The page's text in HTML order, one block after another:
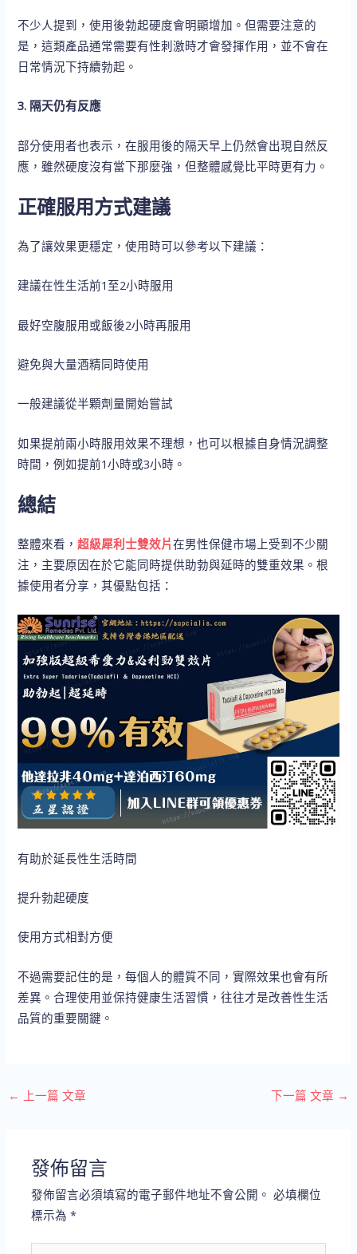
不少人提到，使用後勃起硬度會明顯增加。但需要注意的
是，這類產品通常需要有性刺激時才會發揮作用，並不會在
日常情況下持續勃起。
3. 隔天仍有反應
部分使用者也表示，在服用後的隔天早上仍然會出現自然反
應，雖然硬度沒有當下那麼強，但整體感覺比平時更有力。
正確服用方式建議
為了讓效果更穩定，使用時可以參考以下建議：
建議在性生活前1至2小時服用
最好空腹服用或飯後2小時再服用
避免與大量酒精同時使用
一般建議從半顆劑量開始嘗試
如果提前兩小時服用效果不理想，也可以根據自身情況調整
時間，例如提前1小時或3小時。
總結
整體來看，超級犀利士雙效片在男性保健市場上受到不少關
注，主要原因在於它能同時提供助勃與延時的雙重效果。根
據使用者分享，其優點包括：
有助於延長性生活時間
提升勃起硬度
使用方式相對方便
不過需要記住的是，每個人的體質不同，實際效果也會有所
差異。合理使用並保持健康生活習慣，往往才是改善性生活
品質的重要關鍵。
← 上一篇 文章 下一篇 文章 →
發佈留言
發佈留言必須填寫的電子郵件地址不會公開。 必填欄位
標示為*